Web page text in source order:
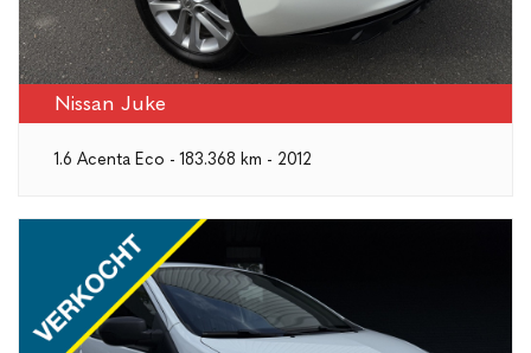
Nissan Juke
1.6 Acenta Eco - 183.368 km - 2012